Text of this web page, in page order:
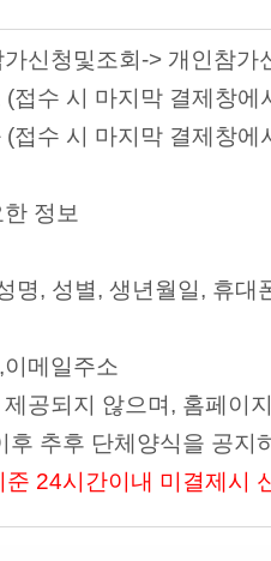
신청및조회-> 개인참
(접수 시 마지막 결제창에
(접수 시 마지막 결제창에
정보
명, 성별, 생년월일, 휴대
메일주소
공되지 않으며, 홈페이
후 추후 단체양식을 공지
준 24시간이내 미결제시